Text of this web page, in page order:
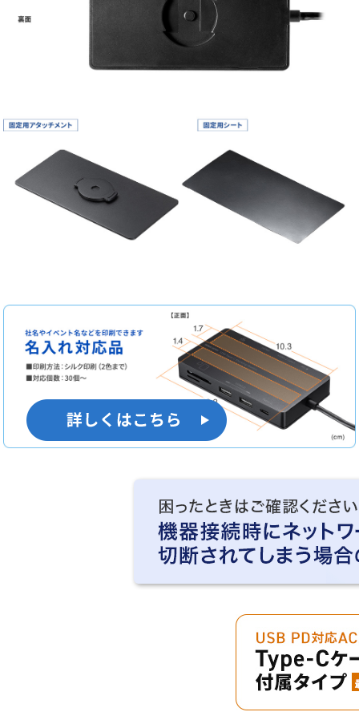
LANポートのないノートパソコンへ有線LAN接続が可能！ギガビット対応で、超高速なインターネット接続がで
べ、安定したネットワーク環境を構築できます。